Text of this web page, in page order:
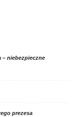
– niebezpieczne
prezesa